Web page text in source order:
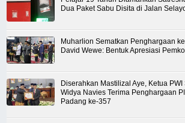
Dua Paket Sabu Disita di Jalan
Muharlion Sematkan Penghargaan
David Wewe: Bentuk Apresiasi
Diserahkan Mastilizal Aye, Ketua
Widya Navies Terima Penghargaan
Padang ke-357